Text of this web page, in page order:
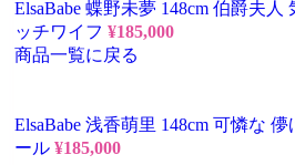
ElsaBabe 蝶野未夢 148cm 伯爵夫
ッチワイフ ¥185,000
商品一覧に戻る
ElsaBabe 浅香萌里 148cm 可憐な
ール ¥185,000